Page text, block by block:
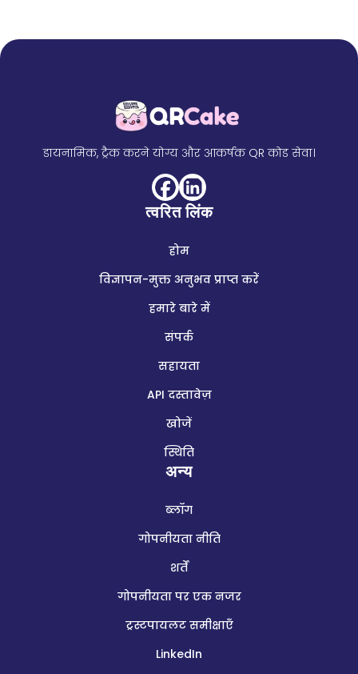
डायनामिक, ट्रैक करने योग्य और आकर्षक QR कोड सेवा।
त्वरित लिंक
होम
विज्ञापन-मुक्त अनुभव प्राप्त करें
हमारे बारे में
संपर्क
सहायता
API दस्तावेज़
खोजें
स्थिति
अन्य
ब्लॉग
गोपनीयता नीति
शर्तें
गोपनीयता पर एक नजर
ट्रस्टपायलट समीक्षाएँ
LinkedIn